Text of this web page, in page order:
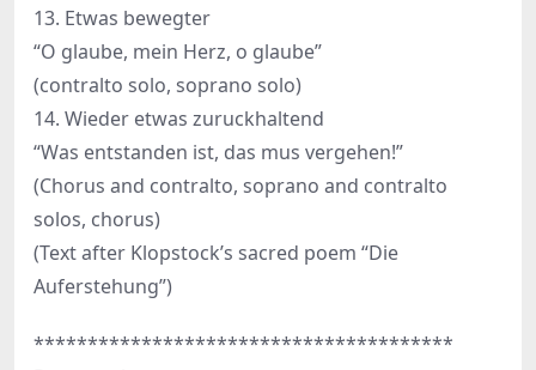
13. Etwas bewegter
“O glaube, mein Herz, o glaube”
(contralto solo, soprano solo)
14. Wieder etwas zuruckhaltend
“Was entstanden ist, das mus vergehen!”
(Chorus and contralto, soprano and contralto
solos, chorus)
(Text after Klopstock’s sacred poem “Die
Auferstehung”)
***************************************